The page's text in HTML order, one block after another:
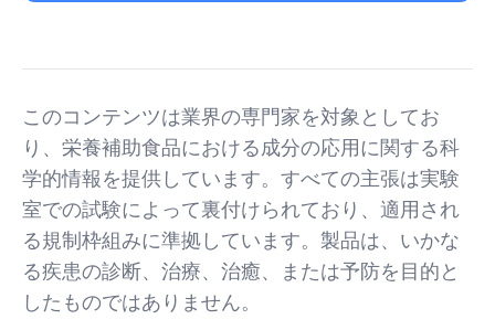
このコンテンツは業界の専門家を対象としてお
り、栄養補助食品における成分の応用に関する科
学的情報を提供しています。すべての主張は実験
室での試験によって裏付けられており、適用され
る規制枠組みに準拠しています。製品は、いかな
る疾患の診断、治療、治癒、または予防を目的と
したものではありません。